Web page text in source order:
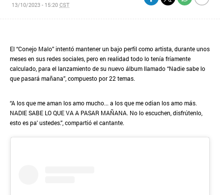
13/10/2023 - 15:20CST
El “Conejo Malo” intentó mantener un bajo perfil como artista, durante unos
meses en sus redes sociales, pero en realidad todo lo tenía fríamente
calculado, para el lanzamiento de su nuevo álbum llamado “Nadie sabe lo
que pasará mañana”, compuesto por 22 temas.
“A los que me aman los amo mucho... a los que me odian los amo más.
NADIE SABE LO QUE VA A PASAR MAÑANA. No lo escuchen, disfrútenlo,
esto es pa' ustedes.”, compartió el cantante.